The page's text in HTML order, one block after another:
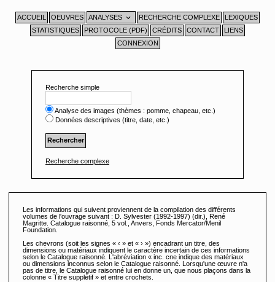
contenuACCUEIL OEUVRES ANALYSES RECHERCHE COMPLEXE
LEXIQUES
STATISTIQUES
PROTOCOLE (PDF) CRÉDITS CONTACT
LIENS
CONNEXION
Recherche simple
Analyse des images (thèmes : pomme, chapeau, etc.)
Données descriptives (titre, date, etc.)
Recherche complexe
Les informations qui suivent proviennent de la compilation des différents
volumes de l'ouvrage suivant : D. Sylvester (1992-1997) (dir.), René
Magritte. Catalogue raisonné, 5 vol., Anvers, Fonds Mercator/Menil
Foundation.
Les chevrons (soit les signes « ‹ » et « › ») encadrant un titre, des
dimensions ou matériaux indiquent le caractère incertain de ces informations
selon le Catalogue raisonné. L'abréviation « inc. cne indique des matériaux
ou dimensions inconnus selon le Catalogue raisonné. Lorsqu'une œuvre n'a
pas de titre, le Catalogue raisonné lui en donne un, que nous plaçons dans la
colonne « Titre supplétif » et entre crochets.